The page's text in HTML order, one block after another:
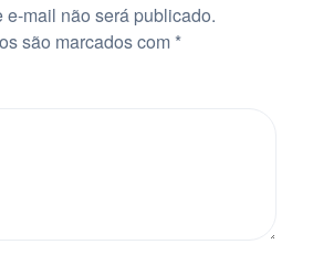
e-mail não será publicado.
são marcados com *